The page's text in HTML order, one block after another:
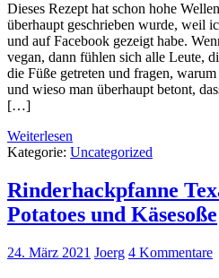
Dieses Rezept hat schon hohe
überhaupt geschrieben wurde, weil
und auf Facebook gezeigt habe.
vegan, dann fühlen sich alle Leute,
die Füße getreten und fragen,
und wieso man überhaupt betont,
[…]
Weiterlesen
Kategorie: Uncategorized
Rinderhackpfanne
Potatoes und Käsesoße
24. März 2021 Joerg 4 Kommentare